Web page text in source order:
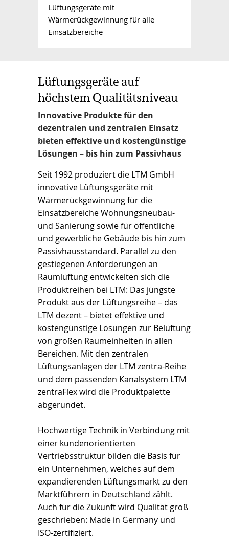
Lüftungsgeräte mit
Wärmerückgewinnung für alle
Einsatzbereiche
Lüftungsgeräte auf
höchstem Qualitätsniveau
Innovative Produkte für den
dezentralen und zentralen Einsatz
bieten effektive und kostengünstige
Lösungen – bis hin zum Passivhaus
Seit 1992 produziert die LTM GmbH
innovative Lüftungsgeräte mit
Wärmerückgewinnung für die
Einsatzbereiche Wohnungsneubau-
und Sanierung sowie für öffentliche
und gewerbliche Gebäude bis hin zum
Passivhausstandard. Parallel zu den
gestiegenen Anforderungen an
Raumlüftung entwickelten sich die
Produktreihen bei LTM: Das jüngste
Produkt aus der Lüftungsreihe – das
LTM dezent – bietet effektive und
kostengünstige Lösungen zur Belüftung
von großen Raumeinheiten in allen
Bereichen. Mit den zentralen
Lüftungsanlagen der LTM zentra-Reihe
und dem passenden Kanalsystem LTM
zentraFlex wird die Produktpalette
abgerundet.
Hochwertige Technik in Verbindung mit
einer kundenorientierten
Vertriebsstruktur bilden die Basis für
ein Unternehmen, welches auf dem
expandierenden Lüftungsmarkt zu den
Marktführern in Deutschland zählt.
Auch für die Zukunft wird Qualität groß
geschrieben: Made in Germany und
ISO-zertifiziert.